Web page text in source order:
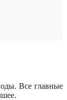
Все главные